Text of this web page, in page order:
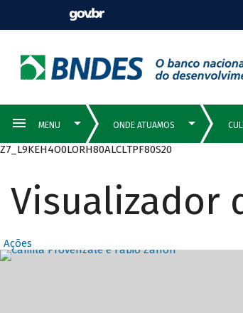
Z7_L9KEH4O0LORH80ALCLTPF80S20
Visualizador
Ações
Destaques